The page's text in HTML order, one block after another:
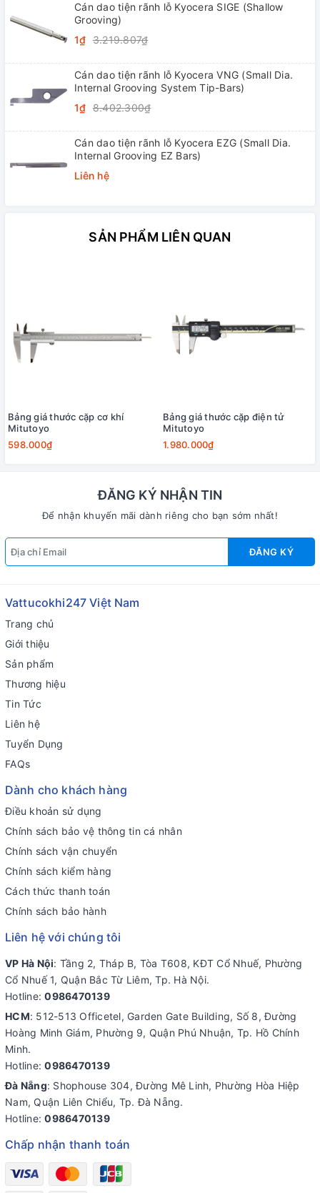
Cán dao tiện rãnh lỗ Kyocera SIGE (Shallow
Grooving)
1₫ 3.219.807₫
Cán dao tiện rãnh lỗ Kyocera VNG (Small Dia.
Internal Grooving System Tip-Bars)
1₫ 8.402.300₫
Cán dao tiện rãnh lỗ Kyocera EZG (Small Dia.
Internal Grooving EZ Bars)
Liên hệ
SẢN PHẨM LIÊN QUAN
Bảng giá thước cặp cơ khí
Mitutoyo
598.000₫
Bảng giá thước cặp điện tử
Mitutoyo
1.980.000₫
ĐĂNG KÝ NHẬN TIN
Để nhận khuyến mãi dành riêng cho bạn sớm nhất!
ĐĂNG KÝ
Vattucokhi247 Việt Nam
Trang chủ
Giới thiệu
Sản phẩm
Thương hiệu
Tin Tức
Liên hệ
Tuyển Dụng
FAQs
Dành cho khách hàng
Điều khoản sử dụng
Chính sách bảo vệ thông tin cá nhân
Chính sách vận chuyển
Chính sách kiểm hàng
Cách thức thanh toán
Chính sách bảo hành
Liên hệ với chúng tôi
VP Hà Nội: Tầng 2, Tháp B, Tòa T608, KĐT Cổ Nhuế, Phường
Cổ Nhuế 1, Quận Bắc Từ Liêm, Tp. Hà Nội.
Hotline:0986470139
HCM: 512-513 Officetel, Garden Gate Building, Số 8, Đường
Hoàng Minh Giám, Phường 9, Quận Phú Nhuận, Tp. Hồ Chính
Minh.
Hotline:0986470139
Đà Nẵng: Shophouse 304, Đường Mê Linh, Phường Hòa Hiệp
Nam, Quận Liên Chiểu, Tp. Đà Nẵng.
Hotline:0986470139
Chấp nhận thanh toán